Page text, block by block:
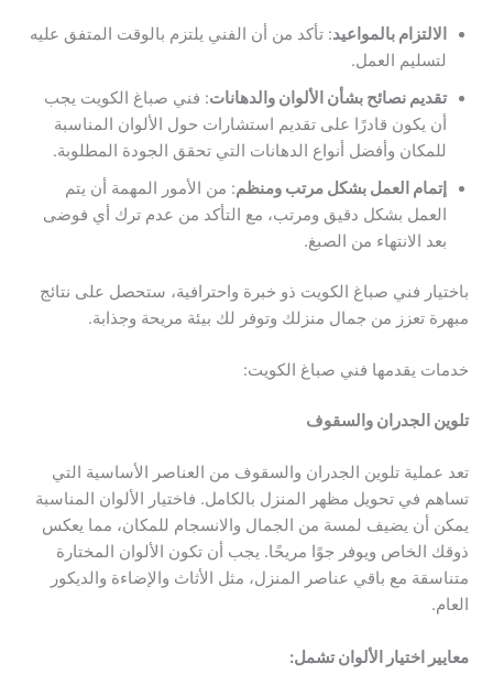
الالتزام بالمواعيد: تأكد من أن الفني يلتزم بالوقت المتفق عليه
لتسليم العمل.
تقديم نصائح بشأن الألوان والدهانات: فني صباغ الكويت يجب
أن يكون قادرًا على تقديم استشارات حول الألوان المناسبة
للمكان وأفضل أنواع الدهانات التي تحقق الجودة المطلوبة.
إتمام العمل بشكل مرتب ومنظم: من الأمور المهمة أن يتم
العمل بشكل دقيق ومرتب، مع التأكد من عدم ترك أي فوضى
بعد الانتهاء من الصبغ.
باختيار فني صباغ الكويت ذو خبرة واحترافية، ستحصل على نتائج
مبهرة تعزز من جمال منزلك وتوفر لك بيئة مريحة وجذابة.
خدمات يقدمها فني صباغ الكويت:
تلوين الجدران والسقوف
تعد عملية تلوين الجدران والسقوف من العناصر الأساسية التي
تساهم في تحويل مظهر المنزل بالكامل. فاختيار الألوان المناسبة
يمكن أن يضيف لمسة من الجمال والانسجام للمكان، مما يعكس
ذوقك الخاص ويوفر جوًا مريحًا. يجب أن تكون الألوان المختارة
متناسقة مع باقي عناصر المنزل، مثل الأثاث والإضاءة والديكور
العام.
معايير اختيار الألوان تشمل: